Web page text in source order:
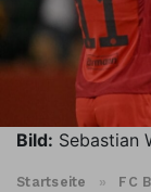
Bild: Sebastian
Startseite » FC